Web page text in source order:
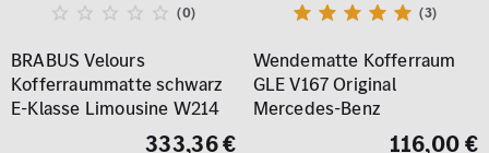
(0)
BRABUS Velours
Kofferraummatte schwarz
E-Klasse Limousine W214
333,36 €
(3)
Wendematte Kofferraum
GLE V167 Original
Mercedes-Benz
116,00 €